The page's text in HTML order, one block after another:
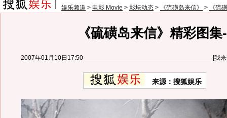
娱乐频道 > 电影 Movie > 影坛动态 > 《硫磺岛来信》 > 《硫
《硫磺岛来信》精彩图集
2007年01月10日17:50 [我
来源：搜狐娱乐